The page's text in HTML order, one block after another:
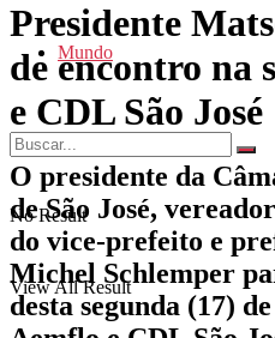
Mundo
No Result
View All Result
Presidente
de encontro na
e CDL São José
O presidente da
de São José,
do vice-prefeito e
Michel Schlemper
desta segunda (17)